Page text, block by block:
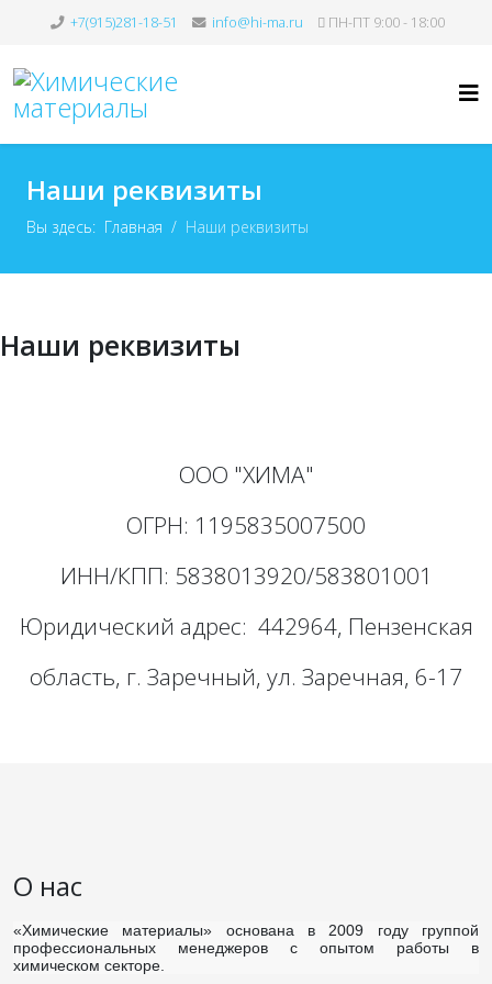
+7(915)281-18-51 info@hi-ma.ru ПН-ПТ 9:00 - 18:00
Наши реквизиты
Вы здесь: Главная Наши реквизиты
Наши реквизиты
ООО "ХИМА"
ОГРН: 1195835007500
ИНН/КПП: 5838013920/583801001
Юридический адрес: 442964, Пензенская
область, г. Заречный, ул. Заречная, 6-17
О нас
«Химические материалы» основана в 2009 году группой
профессиональных менеджеров с опытом работы в
химическом секторе.